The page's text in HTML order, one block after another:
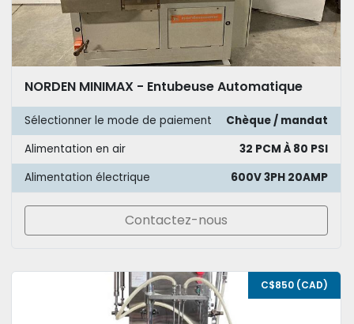
NORDEN MINIMAX - Entubeuse Automatique
Sélectionner le mode de paiement
Chèque / mandat
Alimentation en air
32 PCM À 80 PSI
Alimentation électrique
600V 3PH 20AMP
Contactez-nous
C$850 (CAD)